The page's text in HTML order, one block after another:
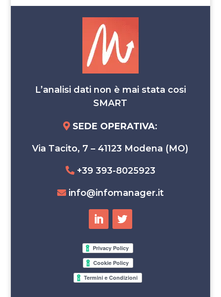
L’analisi dati non è mai stata cosi
SMART
SEDE OPERATIVA:
Via Tacito, 7 – 41123 Modena (MO)
+39 393-8025923
info@infomanager.it